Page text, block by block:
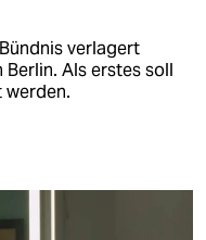
verlagert
Als erstes soll